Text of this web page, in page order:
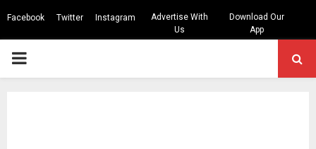
Facebook Twitter Instagram
Advertise With
Us
Download Our
App
PRIMARY